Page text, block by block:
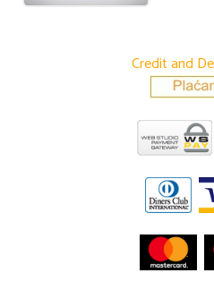
Credit and